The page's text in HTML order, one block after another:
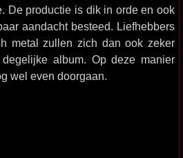
De productie is dik in orde en ook
aandacht besteed. Liefhebbers
metal zullen zich dan ook zeker
album. Op deze manier
wel even doorgaan.